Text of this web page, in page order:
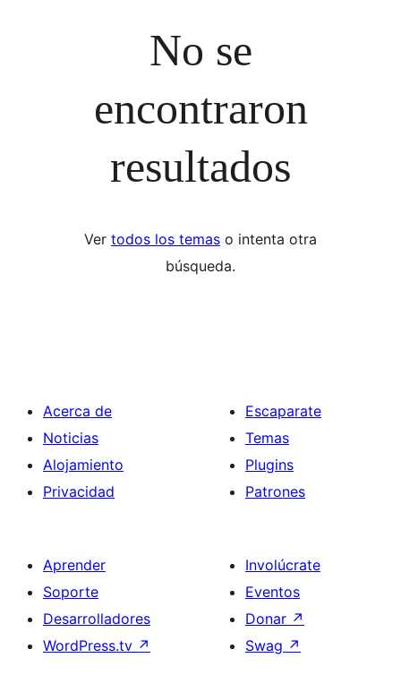
No se
encontraron
resultados
Ver todos los temas o intenta otra
búsqueda.
Acerca de
Noticias
Alojamiento
Privacidad
Escaparate
Temas
Plugins
Patrones
Aprender
Soporte
Desarrolladores
WordPress.tv ↗
Involúcrate
Eventos
Donar ↗
Swag ↗